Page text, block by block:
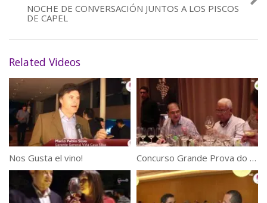
NOCHE DE CONVERSACIÓN JUNTOS A LOS PISCOS
DE CAPEL
Related Videos
Nos Gusta el vino! Concurso Grande Prova do Vinhos do Brasil 2016